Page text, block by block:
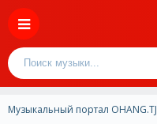
Музыкальный портал OHANG.TJ